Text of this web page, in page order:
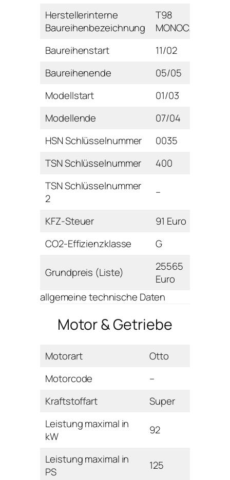
Herstellerinterne
Baureihenbezeichnung
T98
MONOCAB
Baureihenstart
11/02
Baureihenende
05/05
Modellstart
01/03
Modellende
07/04
HSN Schlüsselnummer
0035
TSN Schlüsselnummer
400
TSN Schlüsselnummer
2
–
KFZ-Steuer
91 Euro
CO2-Effizienzklasse
G
Grundpreis (Liste)
25565
Euro
allgemeine technische Daten
Motor & Getriebe
Motorart
Otto
Motorcode
–
Kraftstoffart
Super
Leistung maximal in
kW
92
Leistung maximal in
PS
125